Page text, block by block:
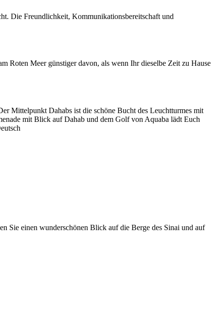
Die Freundlichkeit, Kommunikationsbereitschaft und
Roten Meer günstiger davon, als wenn Ihr dieselbe Zeit zu Hause
Mittelpunkt Dahabs ist die schöne Bucht des Leuchtturmes mit
mit Blick auf Dahab und dem Golf von Aquaba lädt Euch
Sie einen wunderschönen Blick auf die Berge des Sinai und auf